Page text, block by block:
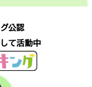
公認
て活動中